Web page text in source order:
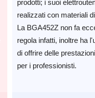
prodotti; i suoi
realizzati con materiali
La BGA452Z non fa
regola infatti, inoltre ha
di offrire delle
per i professionisti.